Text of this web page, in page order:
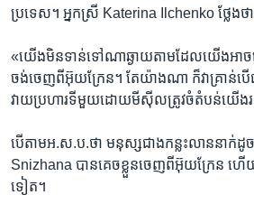
ប្រទេស។ អ្នកស្រី​ Katerina Ilchenko ​ថ្លែងថ
«យើង​មិនទាន់​ទៅណា​ឆ្ងាយ​តាម​ដែល​យើង​អា
ចង់​ចេញពី​អ៊ុយក្រែន។ តែយ៉ាង​ណា​ ​ក៏វា​គ្រាន់​បើជ
វាយ​ប្រហារ​ទី​មួយ​ដោយ​មីស៊ីល​ត្រូវ​ចំ​តំបន់​យើង​
បើតាម​អ.ស.ប.ថា ​មនុស្ស​ជាង​កន្លះ​លាន​នាក់ដូ
Snizhana​ បានគេច​ខ្លួន​ចេញពី​អ៊ុយក្រែន ​ហ
ទៀត។